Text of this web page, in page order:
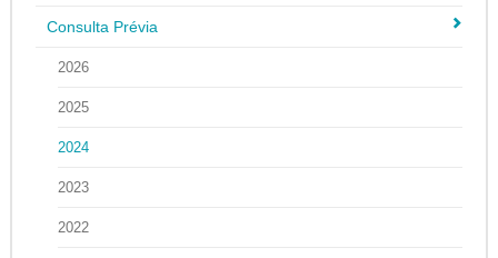
Consulta Prévia
2026
2025
2024
2023
2022